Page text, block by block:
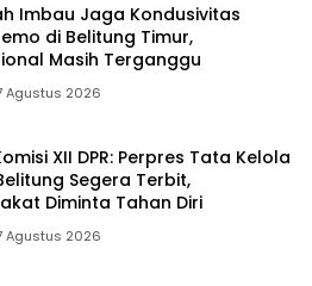
Imbau Jaga Kondusivitas
di Belitung Timur,
Masih Terganggu
Agustus 2026
XII DPR: Perpres Tata Kelola
Segera Terbit,
Diminta Tahan Diri
Agustus 2026